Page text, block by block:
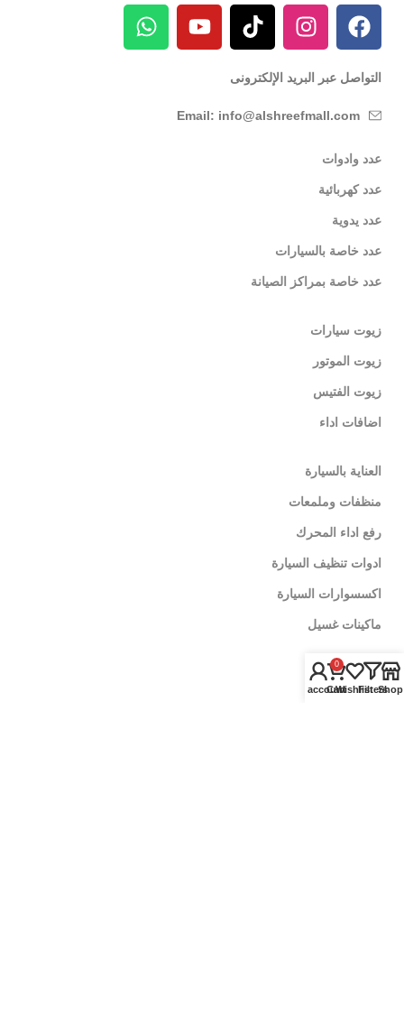
التواصل عبر البريد الإلكترونى
Email: info@alshreefmall.com
عدد وادوات
عدد كهربائية
عدد يدوية
عدد خاصة بالسيارات
عدد خاصة بمراكز الصيانة
زيوت سيارات
زيوت الموتور
زيوت الفتيس
اضافات اداء
العناية بالسيارة
منظفات وملمعات
رفع اداء المحرك
ادوات تنظيف السيارة
اكسسوارات السيارة
ماكينات غسيل
عدد وادوات
Shop
Filters
Wishlist
0
Cart
My account